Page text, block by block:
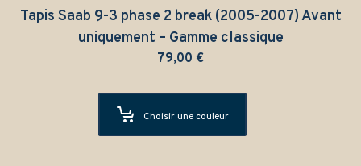
Tapis Saab 9-3 phase 2 break (2005-2007) Avant
uniquement – Gamme classique
79,00 €
Choisir une couleur